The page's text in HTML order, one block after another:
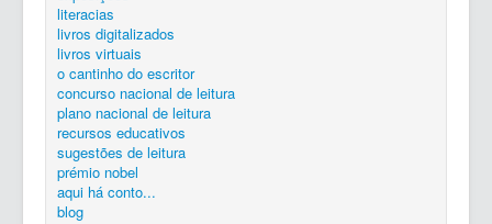
1ª Prova do CNL
literacias
livros digitalizados
livros virtuais
o cantinho do escritor
concurso nacional de leitura
plano nacional de leitura
recursos educativos
sugestões de leitura
prémio nobel
aqui há conto...
blog